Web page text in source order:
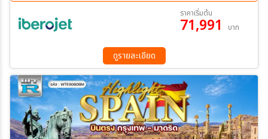
ค้นหา
23 ต.ค. 69 - 30 ต.ค. 69
13 พ.ย. 69 - 20 พ.ย. 69
04 ธ.ค. 69 - 11 ธ.ค. 69
25 ธ.ค. 69 - 01 ม.ค. 70
ราคาเริ่มต้น
71,991 บาท
ดูรายละเอียด